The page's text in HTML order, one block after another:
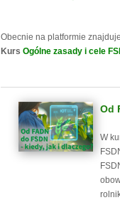
Obecnie na platformie
Kurs Ogólne zasady i cele
Od
W